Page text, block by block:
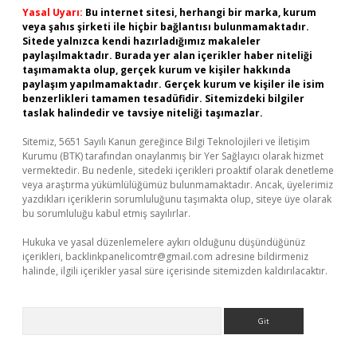
Yasal Uyarı: Bu internet sitesi, herhangi bir marka, kurum
veya şahıs şirketi ile hiçbir bağlantısı bulunmamaktadır.
Sitede yalnızca kendi hazırladığımız makaleler
paylaşılmaktadır. Burada yer alan içerikler haber niteliği
taşımamakta olup, gerçek kurum ve kişiler hakkında
paylaşım yapılmamaktadır. Gerçek kurum ve kişiler ile isim
benzerlikleri tamamen tesadüfidir. Sitemizdeki bilgiler
taslak halindedir ve tavsiye niteliği taşımazlar.
Sitemiz, 5651 Sayılı Kanun gereğince Bilgi Teknolojileri ve İletişim
Kurumu (BTK) tarafından onaylanmış bir Yer Sağlayıcı olarak hizmet
vermektedir. Bu nedenle, sitedeki içerikleri proaktif olarak denetleme
veya araştırma yükümlülüğümüz bulunmamaktadır. Ancak, üyelerimiz
yazdıkları içeriklerin sorumluluğunu taşımakta olup, siteye üye olarak
bu sorumluluğu kabul etmiş sayılırlar.
Hukuka ve yasal düzenlemelere aykırı olduğunu düşündüğünüz
içerikleri, backlinkpanelicomtr@gmail.com adresine bildirmeniz
halinde, ilgili içerikler yasal süre içerisinde sitemizden kaldırılacaktır.